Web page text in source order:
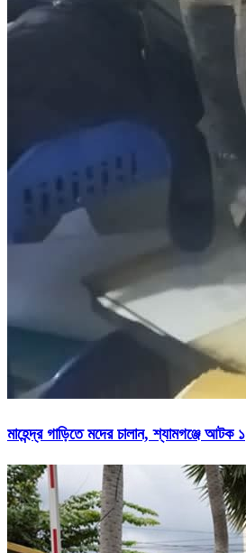
মাহেন্দ্র গাড়িতে মদের চালান, শ্যামগঞ্জে আটক ১